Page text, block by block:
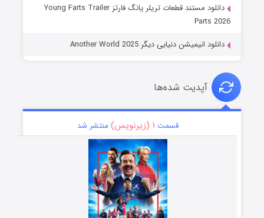
دانلود مستند قطعات تریلر یانگ فارتز Young Farts Trailer
Parts 2026
دانلود انیمیشن دنیایی دیگر Another World 2025
آپدیت شده‌ها
قسمت ۱ (زیرنویس) منتشر شد